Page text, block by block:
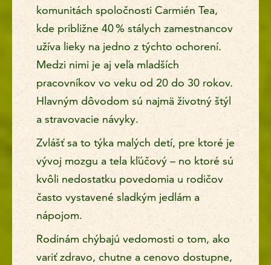
komunitách spoločnosti Carmién Tea,
kde približne 40 % stálych zamestnancov
užíva lieky na jedno z týchto ochorení.
Medzi nimi je aj veľa mladších
pracovníkov vo veku od 20 do 30 rokov.
Hlavným dôvodom sú najmä životný štýl
a stravovacie návyky.
Zvlášť sa to týka malých detí, pre ktoré je
vývoj mozgu a tela kľúčový – no ktoré sú
kvôli nedostatku povedomia u rodičov
často vystavené sladkým jedlám a
nápojom.
Rodinám chýbajú vedomosti o tom, ako
variť zdravo, chutne a cenovo dostupne,